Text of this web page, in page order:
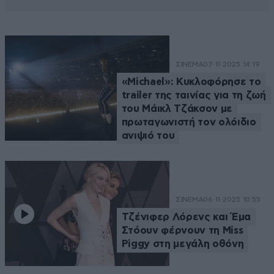
ΣΙΝΕΜΑ07·11·2025 14:19
«Michael»: Kυκλοφόρησε το
trailer της ταινίας για τη ζωή
του Μάικλ Τζάκσον με
πρωταγωνιστή τον ολόιδιο
ανιψιό του
ΣΙΝΕΜΑ06·11·2025 10:55
Τζένιφερ Λόρενς και Έμα
Στόουν φέρνουν τη Miss
Piggy στη μεγάλη οθόνη